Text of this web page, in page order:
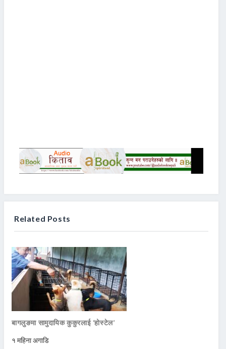
Related Posts
बागलुङमा सामुदायिक कुकुरलाई ‘होस्टेल’
१ महिना अगाडि